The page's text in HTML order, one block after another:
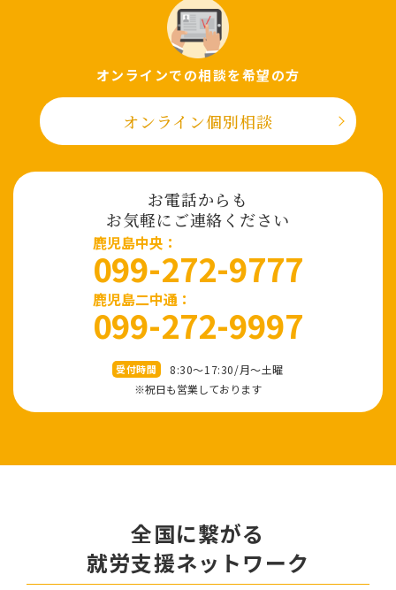
オンラインでの相談を希望の⽅
オンライン個別相談
お電話からも
お気軽にご連絡ください
⿅児島中央：
099-272-9777
鹿児島二中通：
099-272-9997
受付時間
8:30～17:30/⽉〜⼟曜
※祝⽇も営業しております
全国に繋がる
就労⽀援ネットワーク